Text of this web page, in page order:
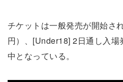
チケットは一般発売が開始さ
円）、[Under18] 2日通し入
中となっている。